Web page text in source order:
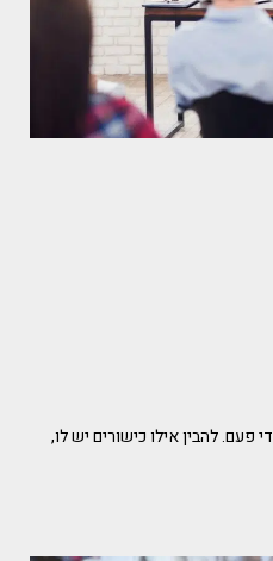
פעם. להבין אילו כישורים יש לו,